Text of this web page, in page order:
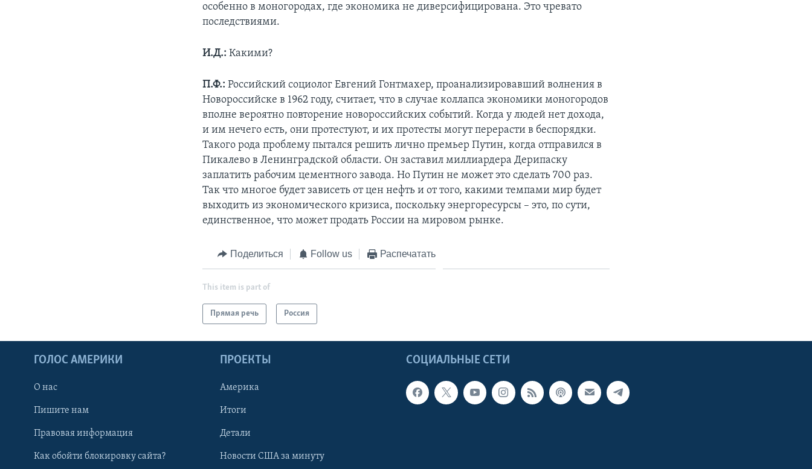
особенно в моногородах, где экономика не диверсифицирована. Это чревато
последствиями.
И.Д.: Какими?
П.Ф.:Российский социолог Евгений Гонтмахер, проанализировавший волнения в
Новороссийске в 1962 году, считает, что в случае коллапса экономики моногородов
вполне вероятно повторение новороссийских событий. Когда у людей нет дохода,
и им нечего есть, они протестуют, и их протесты могут перерасти в беспорядки.
Такого рода проблему пытался решить лично премьер Путин, когда отправился в
Пикалево в Ленинградской области. Он заставил миллиардера Дерипаску
заплатить рабочим цементного завода. Но Путин не может это сделать 700 раз.
Так что многое будет зависеть от цен нефть и от того, какими темпами мир будет
выходить из экономического кризиса, поскольку энергоресурсы – это, по сути,
единственное, что может продать России на мировом рынке.
Поделиться Follow us Распечатать
This item is part of
Прямая речь Россия
СОЦИАЛЬНЫЕ СЕТИ
ГОЛОС АМЕРИКИ
О нас
Пишите нам
Правовая информация
Как обойти блокировку сайта?
ПРОЕКТЫ
Америка
Итоги
Детали
Новости США за минуту